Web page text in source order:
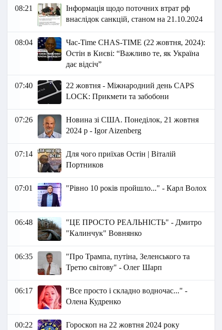
08:21
Інформація щодо поточних втрат рф
внаслідок санкцій, станом на 21.10.2024
08:04
Час-Time CHAS-TIME (22 жовтня, 2024):
Остін в Києві: “Важливо те, як Україна
дає відсіч”
07:40
22 жовтня - Міжнародний день CAPS
LOCK: Прикмети та забобони
07:26
Новина зі США. Понеділок, 21 жовтня
2024 р - Igor Aizenberg
07:14
Для чого приїхав Остін | Віталій
Портников
07:01 "Рівно 10 років пройшло..." - Карл Волох
06:48
"ЦЕ ПРОСТО РЕАЛЬНІСТЬ" - Дмитро
"Калинчук" Вовнянко
06:35
"Про Трампа, путіна, Зеленського та
Третю світову" - Олег Шарп
06:17
"Все просто і складно водночас..." -
Олена Кудренко
00:22 Гороскоп на 22 жовтня 2024 року